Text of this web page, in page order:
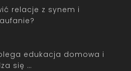
relacje z synem i
edukacja domowa i
się …